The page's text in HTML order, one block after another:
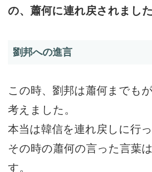
の、蕭何に連れ戻されました
劉邦への進言
この時、劉邦は蕭何までも
考えました。
本当は韓信を連れ戻しに行っ
その時の蕭何の言った言葉
す。